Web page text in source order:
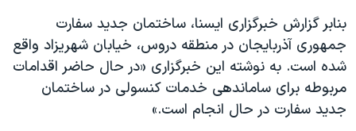
دادگاه حمید نوری
چهل سال گروگان‌گیری
قانون شفافیت دارائی کادر رهبری ایران
اعتراضات مردمی آبان ۹۸
بنابر گزارش خبرگزاری ایسنا، ساختمان جدید سفارت
جمهوری آذربایجان در منطقه دروس، خیابان شهریزاد واقع
شده است. به نوشته این خبرگزاری «در حال حاضر اقدامات
مربوطه برای ساماندهی خدمات کنسولی در ساختمان
جدید سفارت در حال انجام است.»